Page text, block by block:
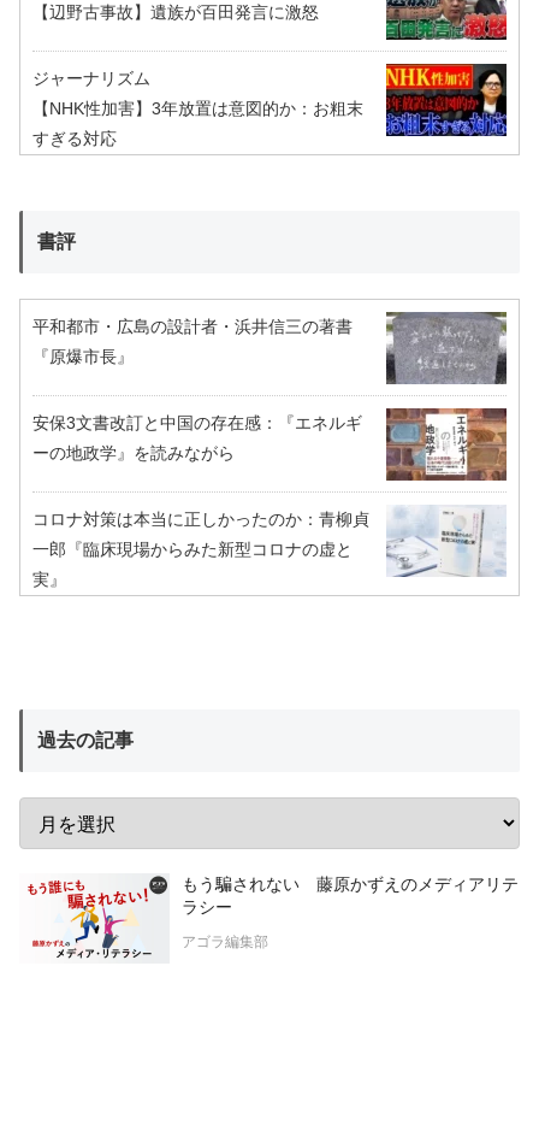
【辺野古事故】遺族が百田発言に激怒
ジャーナリズム
【NHK性加害】3年放置は意図的か：お粗末
すぎる対応
書評
平和都市・広島の設計者・浜井信三の著書
『原爆市長』
安保3文書改訂と中国の存在感：『エネルギ
ーの地政学』を読みながら
コロナ対策は本当に正しかったのか：青柳貞
一郎『臨床現場からみた新型コロナの虚と
実』
過去の記事
もう騙されない 藤原かずえのメディアリテ
ラシー
アゴラ編集部